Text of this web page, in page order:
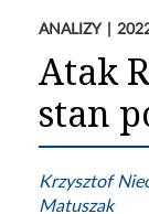
ANALIZY
Atak
stan
Krzysztof
Matuszak